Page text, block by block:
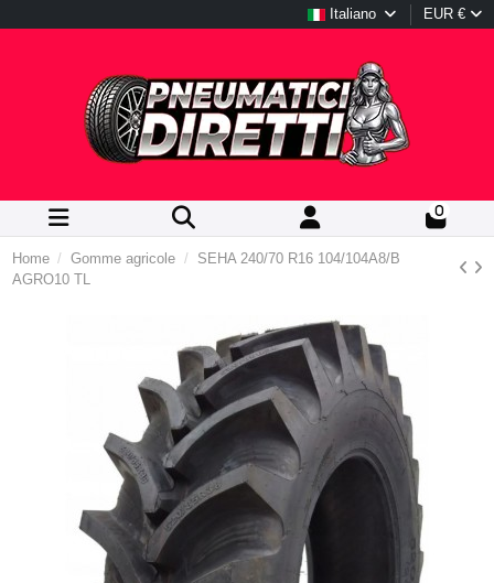
Italiano EUR €
0
Home Gomme agricole
SEHA 240/70 R16 104/104A8/B
AGRO10 TL